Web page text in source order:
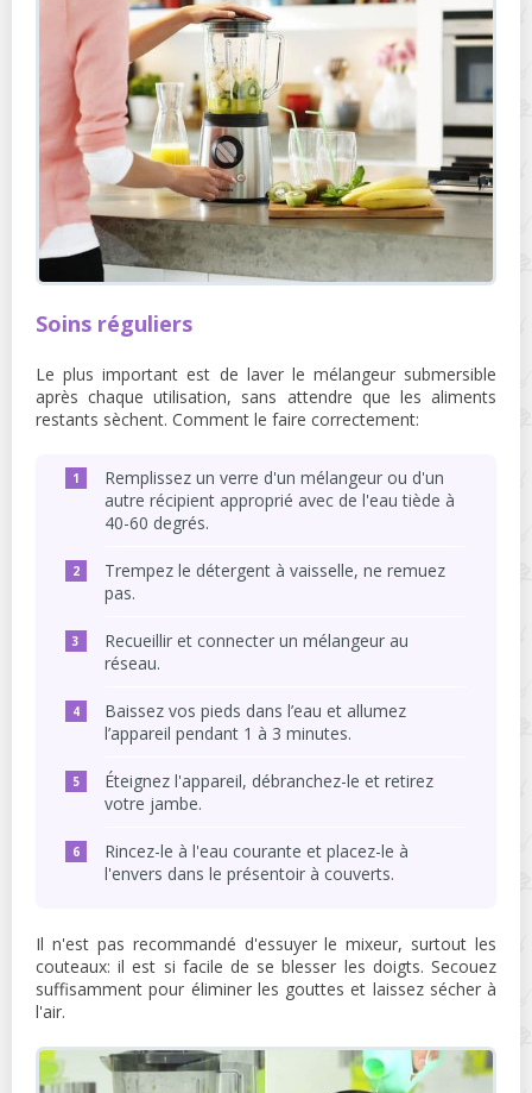
Soins réguliers
Le plus important est de laver le mélangeur submersible
après chaque utilisation, sans attendre que les aliments
restants sèchent. Comment le faire correctement:
Remplissez un verre d'un mélangeur ou d'un
autre récipient approprié avec de l'eau tiède à
40-60 degrés.
Trempez le détergent à vaisselle, ne remuez
pas.
Recueillir et connecter un mélangeur au
réseau.
Baissez vos pieds dans l’eau et allumez
l’appareil pendant 1 à 3 minutes.
Éteignez l'appareil, débranchez-le et retirez
votre jambe.
Rincez-le à l'eau courante et placez-le à
l'envers dans le présentoir à couverts.
Il n'est pas recommandé d'essuyer le mixeur, surtout les
couteaux: il est si facile de se blesser les doigts. Secouez
suffisamment pour éliminer les gouttes et laissez sécher à
l'air.